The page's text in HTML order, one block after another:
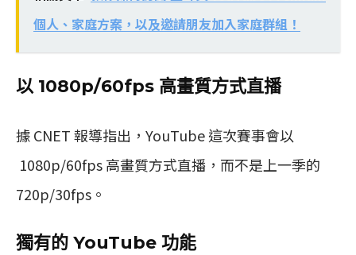
個人、家庭方案，以及邀請朋友加入家庭群組！
以 1080p/60fps 高畫質方式直播
據 CNET 報導指出，YouTube 這次賽事會以
1080p/60fps 高畫質方式直播，而不是上一季的
720p/30fps。
獨有的 YouTube 功能